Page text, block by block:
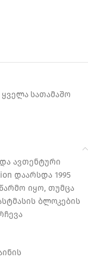
ყველა სათამაშო
ავთენტური
დაარსდა 1995
იყო, თუმცა
ბლოკების